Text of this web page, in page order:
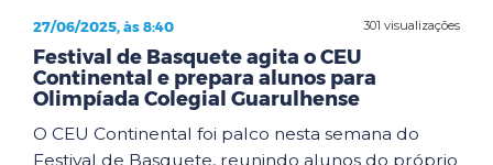
301 visualizações
27/06/2025, às 8:40
Festival de Basquete agita o CEU
Continental e prepara alunos para
Olimpíada Colegial Guarulhense
O CEU Continental foi palco nesta semana do
Festival de Basquete, reunindo alunos do próprio